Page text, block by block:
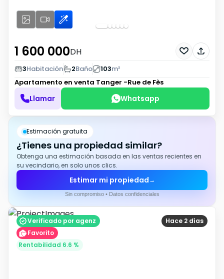
1 600 000DH
3Habitación 2Baño 103m²
Apartamento en venta Tanger -Rue de Fès
Llamar Whatsapp
Estimación gratuita
¿Tienes una propiedad similar?
Obtenga una estimación basada en las ventas recientes en
su vecindario, en solo unos clics.
Estimar mi propiedad →
Sin compromiso • Datos confidenciales
Hace 2 días
Verificado por agenz
Favorito
Rentabilidad 6.6 %